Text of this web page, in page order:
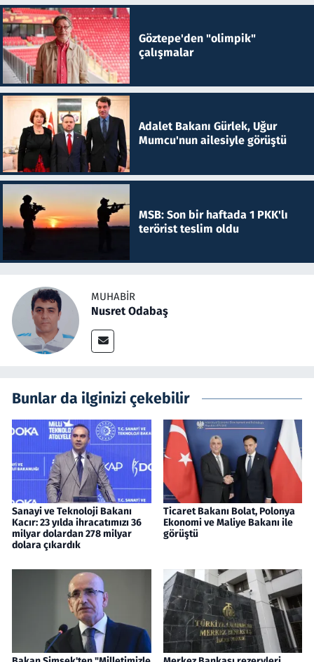
Göztepe'den "olimpik"
çalışmalar
Adalet Bakanı Gürlek, Uğur
Mumcu'nun ailesiyle görüştü
MSB: Son bir haftada 1 PKK'lı
terörist teslim oldu
MUHABIR
Nusret Odabaş
Bunlar da ilginizi çekebilir
Sanayi ve Teknoloji Bakanı
Kacır: 23 yılda ihracatımızı 36
milyar dolardan 278 milyar
dolara çıkardık
Ticaret Bakanı Bolat, Polonya
Ekonomi ve Maliye Bakanı ile
görüştü